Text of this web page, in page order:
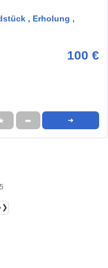
, Erholung ,
100 €
➦ ➜